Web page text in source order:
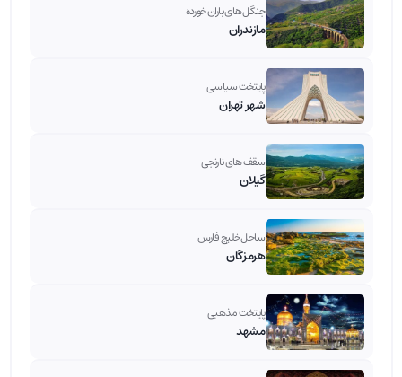
جنگل های باران خورده
مازندران
پایتخت سیاسی
شهر تهران
سقف های نارنجی
گیلان
ساحل خلیج فارس
هرمزگان
پایتخت مذهبی
مشهد